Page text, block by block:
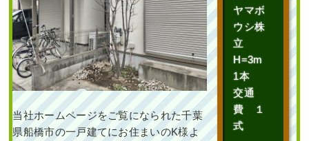
当社ホームページをご覧になられた千葉
県船橋市の一戸建てにお住まいのK様よ
ヤマボ
ウシ株
立
H=3m
1本
交通
費 １
式